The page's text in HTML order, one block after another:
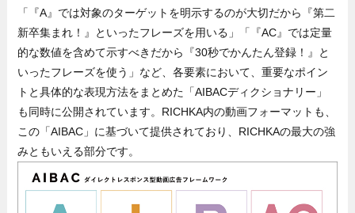
「『A』では対象のターゲットを明示するのが大切だから『第二
新卒集まれ！』といったフレーズを用いる」「『AC』では定量
的な数値を含めて示すべきだから『30秒でかんたん登録！』と
いったフレーズを使う」など、各要素において、重要なポイン
トと具体的な表現方法をまとめた「AIBACディクショナリー」
も同時に公開されています。RICHKA内の動画フォーマットも、
この「AIBAC」に基づいて提供されており、RICHKAの最大の強
みともいえる部分です。